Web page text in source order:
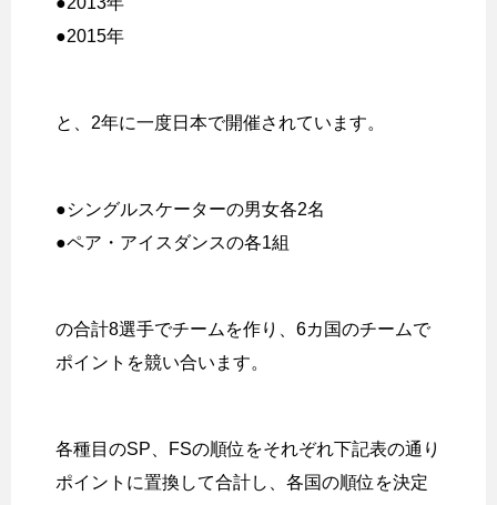
●2015年
と、2年に一度日本で開催されています。
●シングルスケーターの男女各2名
●ペア・アイスダンスの各1組
の合計8選手でチームを作り、6カ国のチームで
ポイントを競い合います。
各種目のSP、FSの順位をそれぞれ下記表の通り
ポイントに置換して合計し、各国の順位を決定